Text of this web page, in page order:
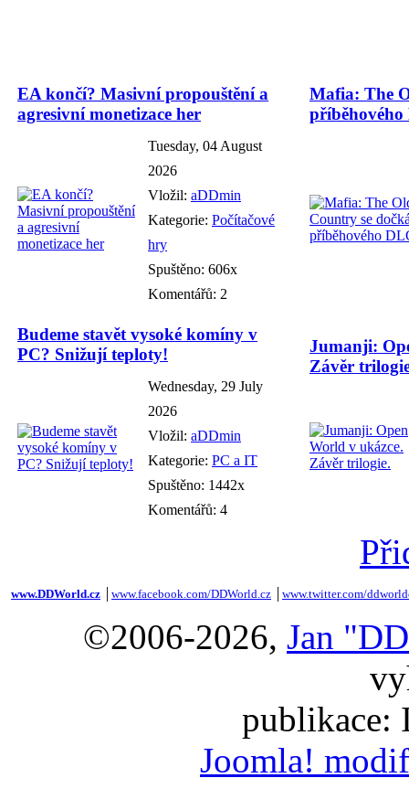
EA končí? Masivní propouštění a
agresivní monetizace her
Tuesday, 04 August
2026
Vložil: aDDmin
Kategorie: Počítačové
hry
Spuštěno: 606x
Komentářů: 2
Mafia: The
Budeme stavět vysoké komíny v
PC? Snižují teploty!
Wednesday, 29 July
2026
Vložil: aDDmin
Kategorie: PC a IT
Spuštěno: 1442x
Komentářů: 4
Jumanji:
Závěr
www.DDWorld.cz www.facebook.com/DDWorld.cz www.twitter.com/
©2006-2026, Jan
publikace:
Joomla!